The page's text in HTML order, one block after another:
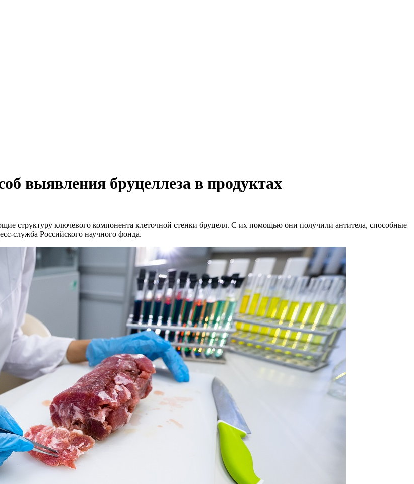
выявления бруцеллеза в продуктах
структуру ключевого компонента клеточной стенки бруцелл. С их помощью они получили антитела, способные
служба Российского научного фонда.